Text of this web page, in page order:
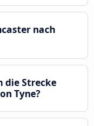
nach
die Strecke
Tyne?